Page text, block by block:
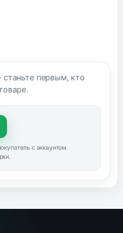
первым, кто
с аккаунтом.